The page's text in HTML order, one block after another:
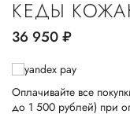
КЕДЫ
36 950руб.
Оплачивайте все
до 1 500 рублей) при